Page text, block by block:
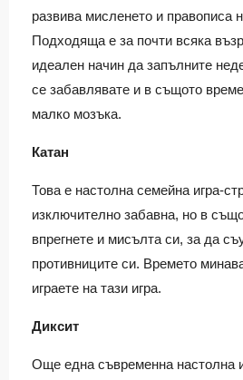
развива мисленето и правописа
Подходяща е за почти всяка
идеален начин да запълните
се забавлявате и в същото
малко мозъка.
Катан
Това е настолна семейна игра-
изключително забавна, но в
впрегнете и мисълта си, за да
противниците си. Времето
играете на тази игра.
Диксит
Още една съвременна настолна